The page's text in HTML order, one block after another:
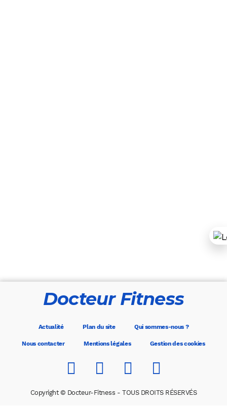
Docteur Fitness
Actualité Plan du site Qui sommes-nous ?
Nous contacter Mentions légales Gestion des cookies
Copyright © Docteur-Fitness - TOUS DROITS RÉSERVÉS